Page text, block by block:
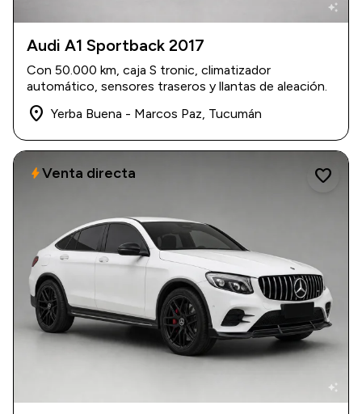
auto_awesome
2017|50.000 km
USD 19.000
Audi A1 Sportback 2017
Con 50.000 km, caja S tronic, climatizador
automático, sensores traseros y llantas de aleación.
place Yerba Buena - Marcos Paz, Tucumán
auto_awesome
favorite
boltVenta directa